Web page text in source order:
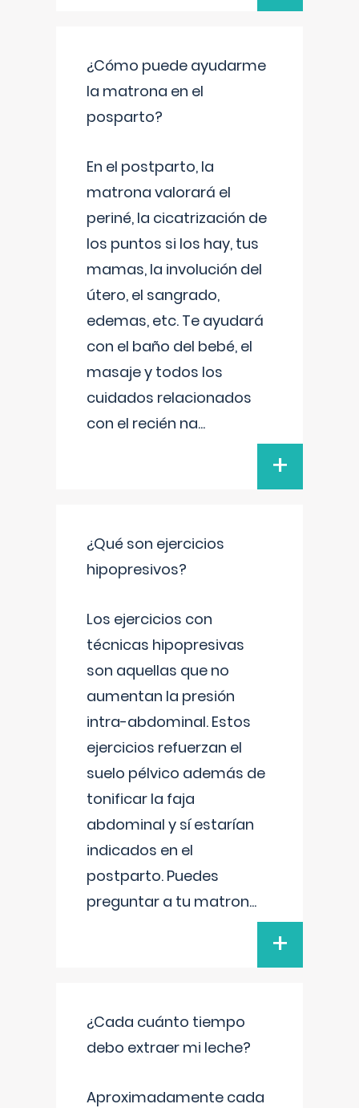
¿Cómo puede ayudarme
la matrona en el
posparto?
En el postparto, la
matrona valorará el
periné, la cicatrización de
los puntos si los hay, tus
mamas, la involución del
útero, el sangrado,
edemas, etc. Te ayudará
con el baño del bebé, el
masaje y todos los
cuidados relacionados
con el recién na...
+
¿Qué son ejercicios
hipopresivos?
Los ejercicios con
técnicas hipopresivas
son aquellas que no
aumentan la presión
intra-abdominal. Estos
ejercicios refuerzan el
suelo pélvico además de
tonificar la faja
abdominal y sí estarían
indicados en el
postparto. Puedes
preguntar a tu matron...
+
¿Cada cuánto tiempo
debo extraer mi leche?
Aproximadamente cada